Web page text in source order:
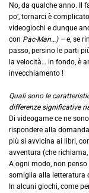
No, da qualche anno. Il
po’, tornarci è
videogiochi e dunque
con Pac-Man…) – e, se
passo, persino le parti
la velocità… in fondo, è
invecchiamento !
Quali sono le
differenze significative
Di videogame ce ne
rispondere alla
più si avvicina ai libri,
avventura (che richiama,
A ogni modo, non
somiglia alla letteratura
In alcuni giochi, come